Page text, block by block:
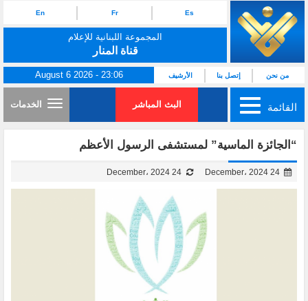
Es
Fr
En
المجموعة اللبنانية للإعلام
قناة المنار
من نحن إتصل بنا الأرشيف August 6 2026 - 23:06
القائمة البث المباشر الخدمات
“الجائزة الماسية” لمستشفى الرسول الأعظم